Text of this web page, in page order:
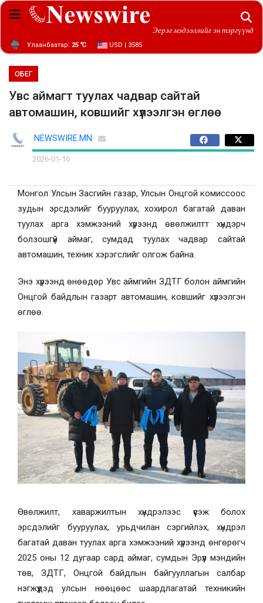
Эерэг мэдээллийг эн тэргүүнд
Улаанбаатар: 25 ℃ USD | 3585
ОБЕГ
Увс аймагт туулах чадвар сайтай
автомашин, ковшийг хүлээлгэн өглөө
NEWSWIRE.MN
2026-01-16
Монгол Улсын Засгийн газар, Улсын Онцгой комиссоос
зудын эрсдэлийг бууруулах, хохирол багатай даван
туулах арга хэмжээний хүрээнд өвөлжилтт хүндэрч
болзошгүй аймаг, сумдад туулах чадвар сайтай
автомашин, техник хэрэгслийг олгож байна.
Энэ хүрээнд өнөөдөр Увс аймгийн ЗДТГ болон аймгийн
Онцгой байдлын газарт автомашин, ковшийг хүлээлгэн
өглөө.
Өвөлжилт, хаваржилтын хүндрэлээс үүсэж болох
эрсдэлийг бууруулах, урьдчилан сэргийлэх, хүндрэл
багатай даван туулах арга хэмжээний хүрээнд өнгөрөгч
2025 оны 12 дугаар сард аймаг, сумдын Эрүүл мэндийн
төв, ЗДТГ, Онцгой байдлын байгууллагын салбар
нэгжүүдэд улсын нөөцөөс шаардлагатай техникийн